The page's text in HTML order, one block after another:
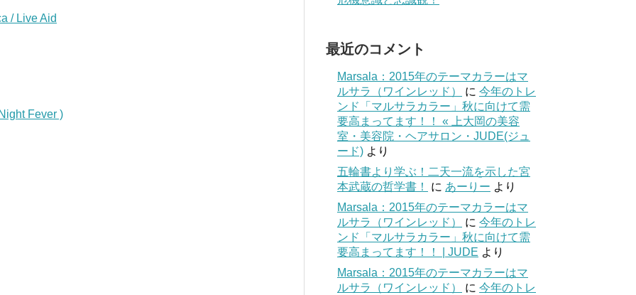
/ Live Aid
Fever )
最近のコメント
Marsala：2015年のテーマカラーはマ
ルサラ（ワインレッド）
に 今年のトレ
ンド「マルサラカラー」秋に向けて需
要高まってます！！ « 上大岡の美容
室・美容院・ヘアサロン・JUDE(ジュ
ード) より
五輪書より学ぶ！二天一流を示した宮
本武蔵の哲学書！
に あーりー より
Marsala：2015年のテーマカラーはマ
ルサラ（ワインレッド）
に 今年のトレ
ンド「マルサラカラー」秋に向けて需
要高まってます！！ | JUDE より
Marsala：2015年のテーマカラーはマ
ルサラ（ワインレッド）
に 今年のトレ